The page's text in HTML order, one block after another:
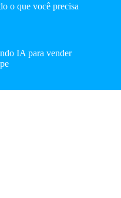
o que você precisa
IA para vender